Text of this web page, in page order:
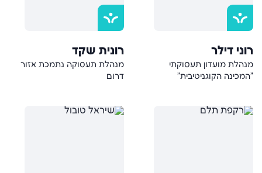
רוני דילר
מנהלת מועדון תעסוקתי
"המכינה הקוגניטיבית"
רונית שקד
מנהלת תעסוקה נתמכת אזור
דרום